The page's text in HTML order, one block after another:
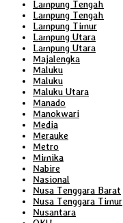
Lampung Tengah
Lampung Tengah
Lampung Timur
Lampung Utara
Lampung Utara
Majalengka
Maluku
Maluku
Maluku Utara
Manado
Manokwari
Media
Merauke
Metro
Mimika
Nabire
Nasional
Nusa Tenggara Barat
Nusa Tenggara Timur
Nusantara